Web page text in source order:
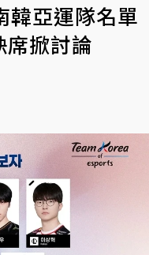
韓亞運隊名單
掀討論